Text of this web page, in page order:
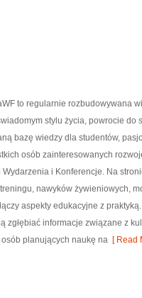
to regularnie rozbudowywana
stylu życia, powrocie
bazę wiedzy dla studentów,
osób zainteresowanych
Wydarzenia i Konferencje. Na
nawyków żywieniowych,
aspekty edukacyjne z
zgłębiać informacje związane z
planujących naukę na [ Read